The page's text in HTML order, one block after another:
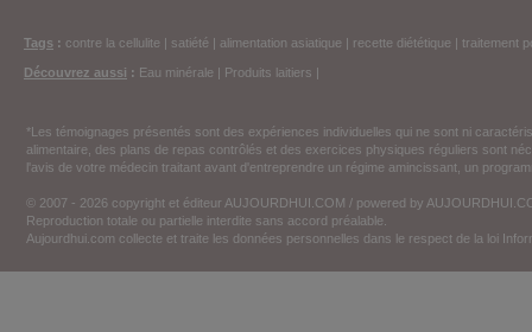
Tags : contre la cellulite | satiété | alimentation asiatique | recette diététique | traitement
Découvrez aussi : Eau minérale | Produits laitiers |
*Les témoignages présentés sont des expériences individuelles qui ne sont ni
alimentaire, des plans de repas contrôlés et des exercices physiques réguliers sont
l'avis de votre médecin traitant avant d'entreprendre un régime amincissant, un
© 2007 - 2026 copyright et éditeur AUJOURDHUI.COM / powered by
Reproduction totale ou partielle interdite sans accord préalable.
Aujourdhui.com collecte et traite les données personnelles dans le respect de la loi